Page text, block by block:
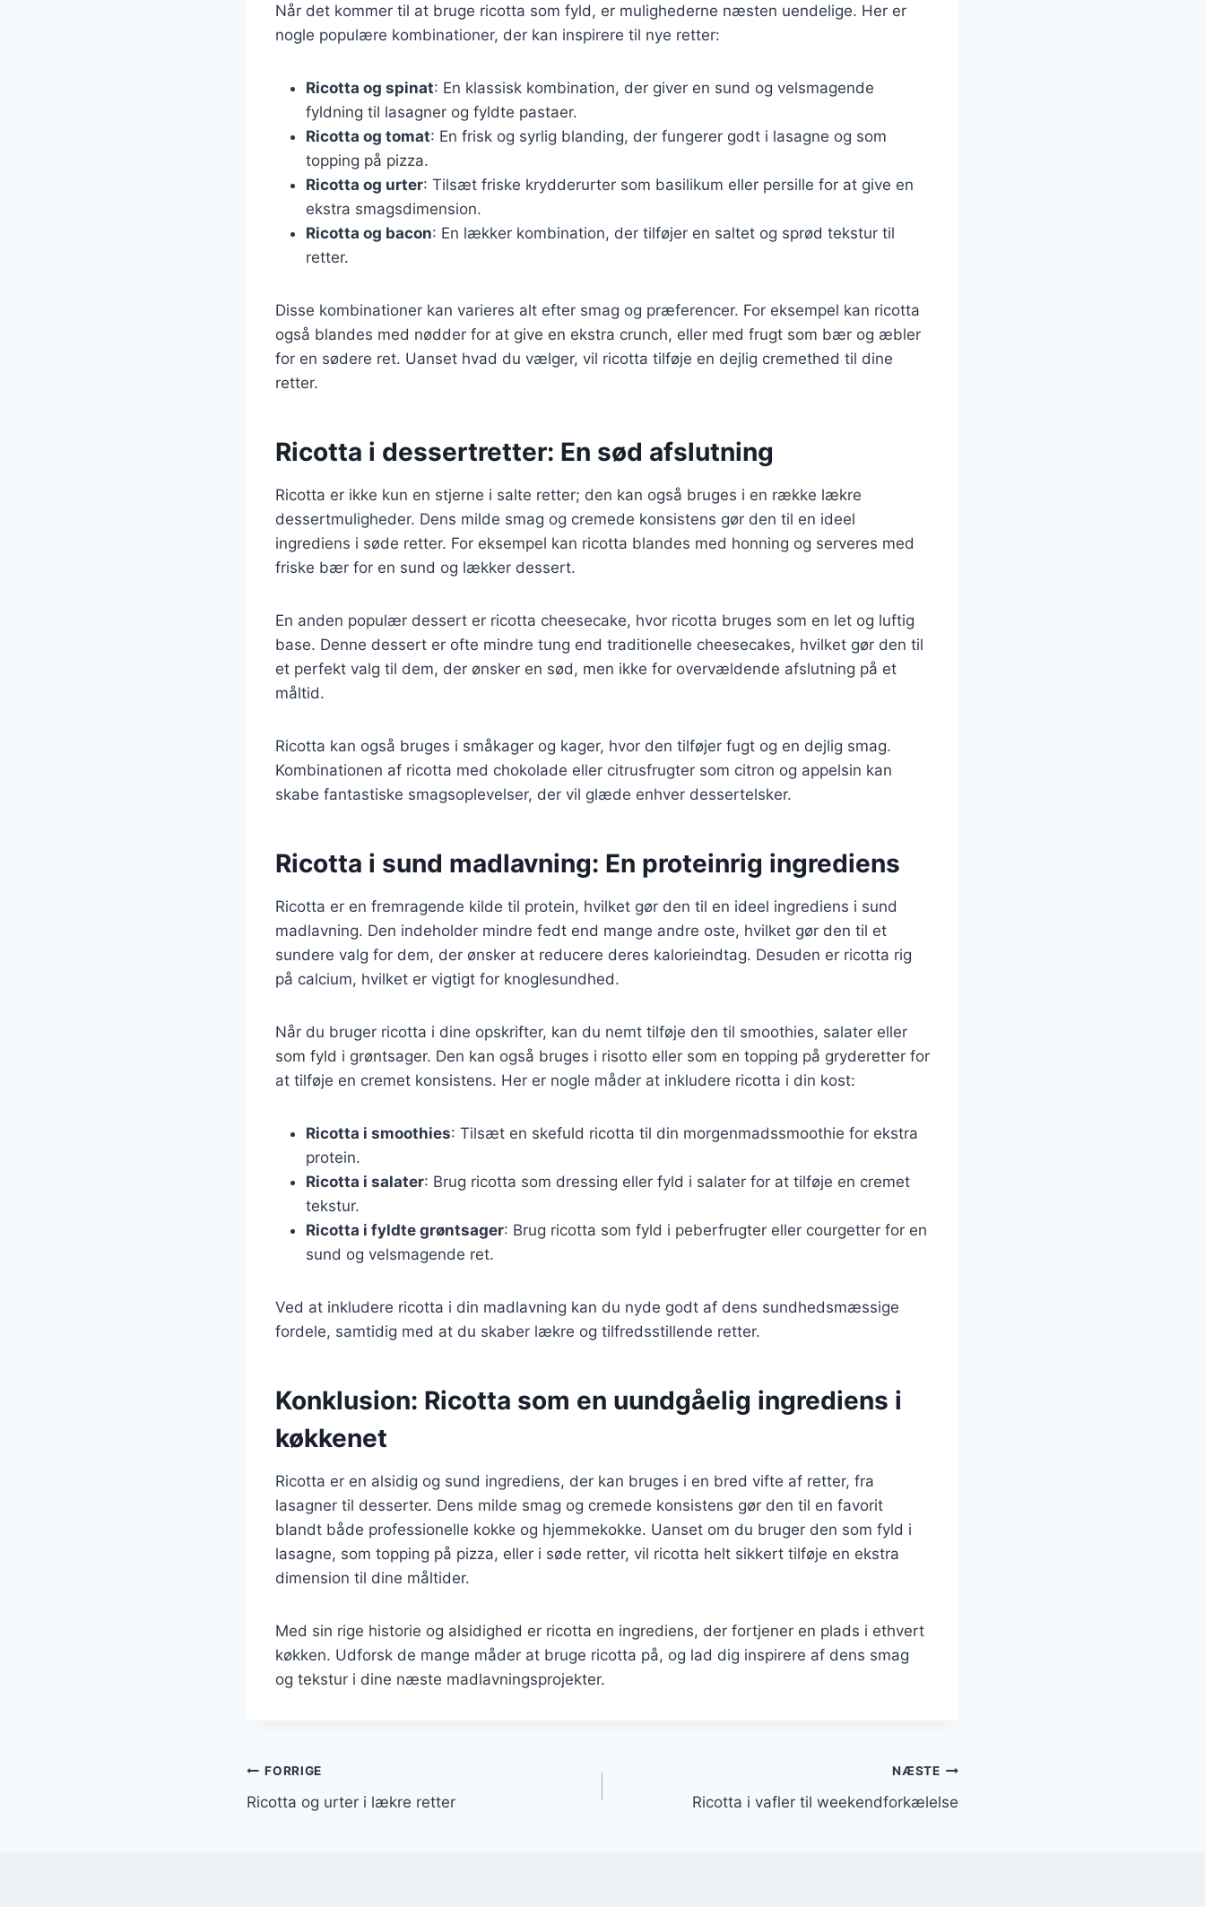
Når det kommer til at bruge ricotta som fyld, er mulighederne næsten uendelige. Her er
nogle populære kombinationer, der kan inspirere til nye retter:
Ricotta og spinat: En klassisk kombination, der giver en sund og velsmagende
fyldning til lasagner og fyldte pastaer.
Ricotta og tomat: En frisk og syrlig blanding, der fungerer godt i lasagne og som
topping på pizza.
Ricotta og urter: Tilsæt friske krydderurter som basilikum eller persille for at give en
ekstra smagsdimension.
Ricotta og bacon: En lækker kombination, der tilføjer en saltet og sprød tekstur til
retter.
Disse kombinationer kan varieres alt efter smag og præferencer. For eksempel kan ricotta
også blandes med nødder for at give en ekstra crunch, eller med frugt som bær og æbler
for en sødere ret. Uanset hvad du vælger, vil ricotta tilføje en dejlig cremethed til dine
retter.
Ricotta i dessertretter: En sød afslutning
Ricotta er ikke kun en stjerne i salte retter; den kan også bruges i en række lækre
dessertmuligheder. Dens milde smag og cremede konsistens gør den til en ideel
ingrediens i søde retter. For eksempel kan ricotta blandes med honning og serveres med
friske bær for en sund og lækker dessert.
En anden populær dessert er ricotta cheesecake, hvor ricotta bruges som en let og luftig
base. Denne dessert er ofte mindre tung end traditionelle cheesecakes, hvilket gør den til
et perfekt valg til dem, der ønsker en sød, men ikke for overvældende afslutning på et
måltid.
Ricotta kan også bruges i småkager og kager, hvor den tilføjer fugt og en dejlig smag.
Kombinationen af ricotta med chokolade eller citrusfrugter som citron og appelsin kan
skabe fantastiske smagsoplevelser, der vil glæde enhver dessertelsker.
Ricotta i sund madlavning: En proteinrig ingrediens
Ricotta er en fremragende kilde til protein, hvilket gør den til en ideel ingrediens i sund
madlavning. Den indeholder mindre fedt end mange andre oste, hvilket gør den til et
sundere valg for dem, der ønsker at reducere deres kalorieindtag. Desuden er ricotta rig
på calcium, hvilket er vigtigt for knoglesundhed.
Når du bruger ricotta i dine opskrifter, kan du nemt tilføje den til smoothies, salater eller
som fyld i grøntsager. Den kan også bruges i risotto eller som en topping på gryderetter for
at tilføje en cremet konsistens. Her er nogle måder at inkludere ricotta i din kost:
Ricotta i smoothies: Tilsæt en skefuld ricotta til din morgenmadssmoothie for ekstra
protein.
Ricotta i salater: Brug ricotta som dressing eller fyld i salater for at tilføje en cremet
tekstur.
Ricotta i fyldte grøntsager: Brug ricotta som fyld i peberfrugter eller courgetter for en
sund og velsmagende ret.
Ved at inkludere ricotta i din madlavning kan du nyde godt af dens sundhedsmæssige
fordele, samtidig med at du skaber lækre og tilfredsstillende retter.
Konklusion: Ricotta som en uundgåelig ingrediens i
køkkenet
Ricotta er en alsidig og sund ingrediens, der kan bruges i en bred vifte af retter, fra
lasagner til desserter. Dens milde smag og cremede konsistens gør den til en favorit
blandt både professionelle kokke og hjemmekokke. Uanset om du bruger den som fyld i
lasagne, som topping på pizza, eller i søde retter, vil ricotta helt sikkert tilføje en ekstra
dimension til dine måltider.
Med sin rige historie og alsidighed er ricotta en ingrediens, der fortjener en plads i ethvert
køkken. Udforsk de mange måder at bruge ricotta på, og lad dig inspirere af dens smag
og tekstur i dine næste madlavningsprojekter.
Indlægsnavigation
FORRIGE
Ricotta og urter i lækre retter
NÆSTE
Ricotta i vafler til weekendforkælelse